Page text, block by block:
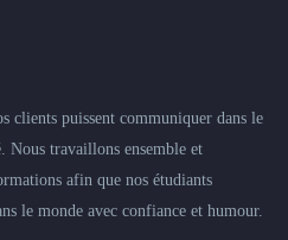
clients puissent communiquer dans le
travaillons ensemble et
afin que nos étudiants
le monde avec confiance et humour.